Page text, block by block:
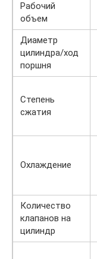
Рабочий
объем
Диаметр
цилиндра/ход
поршня
Степень
сжатия
Охлаждение
Количество
клапанов на
цилиндр